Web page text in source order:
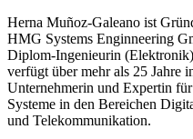
Herna Muñoz-Galeano ist
HMG Systems Enginneering
Diplom-Ingenieurin
verfügt über mehr als 25 Jahre
Unternehmerin und Expertin
Systeme in den Bereichen
und Telekommunikation.